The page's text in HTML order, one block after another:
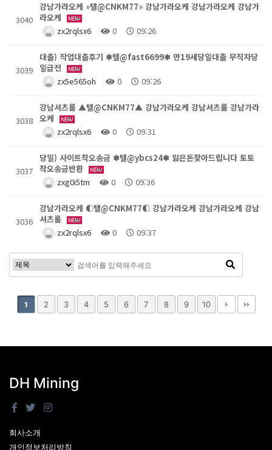
3040
강남가라오케 »텔@CNKM77» 강남가라오케 강남가라오케 강남가
라오케
zx2rqlsx6
0 09:26
3039
대출) 작업대출후기 ✱텔@fast6699✱ 만19세당일대출 무직자당
일급전
zx5e565oh
0 09:26
3038
강남셔츠룸 ▲텔@CNKM77▲ 강남가라오케 강남셔츠룸 강남가라
오케
zx2rqlsx6
0 09:31
3037
당일) 사이트착오송금 ❃텔@ybcs24❃ 잃은돈찾아드립니다 토토
착오송금반환
zxg0i5tm
0 09:36
3036
강남가라오케 ◐텔@CNKM77◐ 강남가라오케 강남가라오케 강남
셔츠룸
zx2rqlsx6
0 09:37
1 2 3 4 5 6 7 8 9 10
DH Mining
회사소개
개인정보처리방침